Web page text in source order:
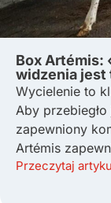
Box Artémis:
widzenia jest
Wycielenie to
Aby
zapewniony
Artémis
Przeczytaj